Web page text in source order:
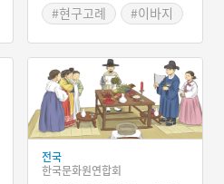
이야기도 있고, 어떤 일이나
사람에게 도움이 되도록 힘
쓰는 ‘이바지’에서 유래되었
다는 설도 있다. 과거에는
신랑집과 신붓집이 수차례
음식을 왔다 갔다 했지만,
현재는 신붓집에서 머물다
가 신랑집에 갈 때 가져가는
음식을 부르는 말로 자리를
잡았다.
#현구고례
#이바지
#데례상
#이바지음식
전국
한국문화원연합회